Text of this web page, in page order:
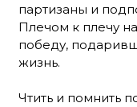
партизаны и
Плечом к плечу
победу,
жизнь.
Чтить и помнить